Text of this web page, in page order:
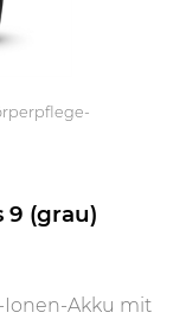
9 (grau)
Ionen-Akku mit